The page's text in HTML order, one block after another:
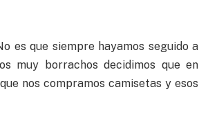
es que siempre hayamos seguido a
muy borrachos decidimos que en
nos compramos camisetas y esos